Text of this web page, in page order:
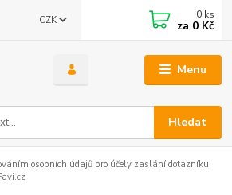
Menu
CZK
Hledat
0 ks
za 0 Kč
osobních údajů pro účely zaslání dotazníku